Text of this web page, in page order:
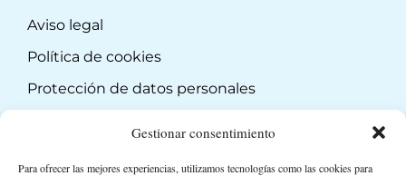
Gestionar consentimiento
Para ofrecer las mejores experiencias, utilizamos tecnologías como las cookies para
Aviso legal
Política de cookies
Protección de datos personales